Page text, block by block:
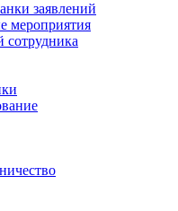
заявлений
мероприятия
сотрудника